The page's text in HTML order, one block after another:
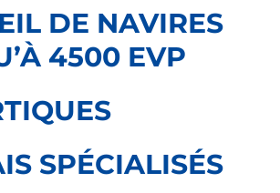
DE NAVIRES
4500 EVP
SPÉCIALISÉS